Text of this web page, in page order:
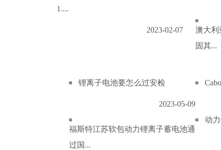
1....
2023-02-07
澳大利
固其...
锂离子电池要怎么过安检
2023-05-09
福斯特江苏软包动力锂离子蓄电池通
过国...
动